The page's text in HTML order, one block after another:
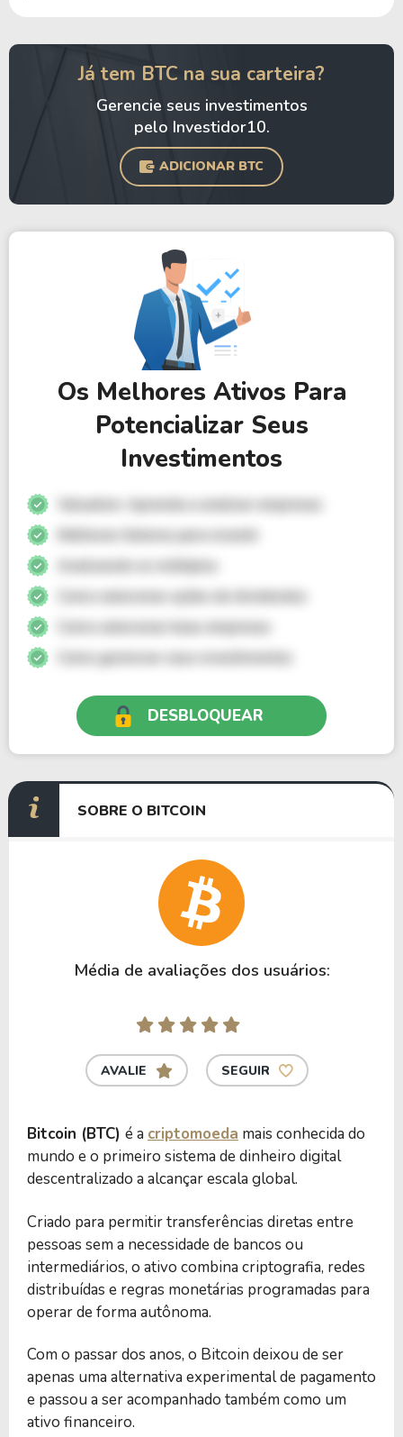
Já tem BTC na sua carteira?
Gerencie seus investimentos
pelo Investidor10.
ADICIONAR BTC
Os Melhores Ativos Para
Potencializar Seus
Investimentos
Valuation: Aprenda a analisar empresas
Melhores Setores para investir
Analisando os múltiplos
Como selecionar boas empresas
Como gerenciar seus investimentos
DESBLOQUEAR
SOBRE O BITCOIN
Média de avaliações dos usuários:
AVALIE SEGUIR
Bitcoin (BTC) é a criptomoeda mais conhecida do
mundo e o primeiro sistema de dinheiro digital
descentralizado a alcançar escala global.
Criado para permitir transferências diretas entre
pessoas sem a necessidade de bancos ou
intermediários, o ativo combina criptografia, redes
distribuídas e regras monetárias programadas para
operar de forma autônoma.
Com o passar dos anos, o Bitcoin deixou de ser
apenas uma alternativa experimental de pagamento
e passou a ser acompanhado também como um
ativo financeiro.